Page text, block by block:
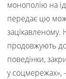
монополію на
передає цю
продовжують
поведінки,
у соцмережах»,